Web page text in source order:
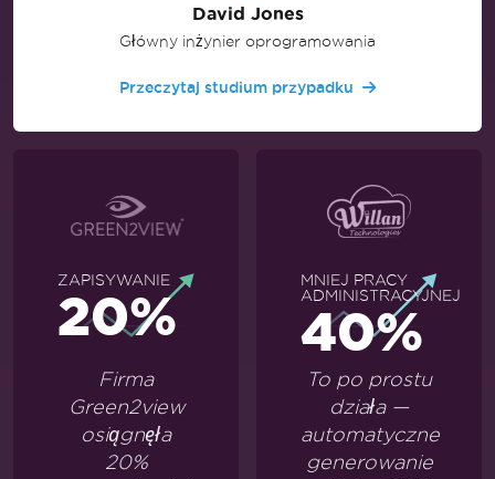
David Jones
Główny inżynier oprogramowania
Przeczytaj studium przypadku
ZAPISYWANIE
20%
Firma
Green2view
osiągnęła
20%
MNIEJ PRACY
ADMINISTRACYJNEJ
40%
To po prostu
działa —
automatyczne
generowanie